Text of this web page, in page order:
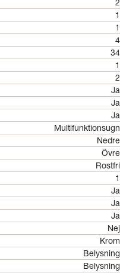
2
1
1
4
34
1
2
Ja
Ja
Ja
Multifunktionsugn
Nedre
Övre
Rostfri
1
Ja
Ja
Ja
Nej
Krom
Belysning
Belysning